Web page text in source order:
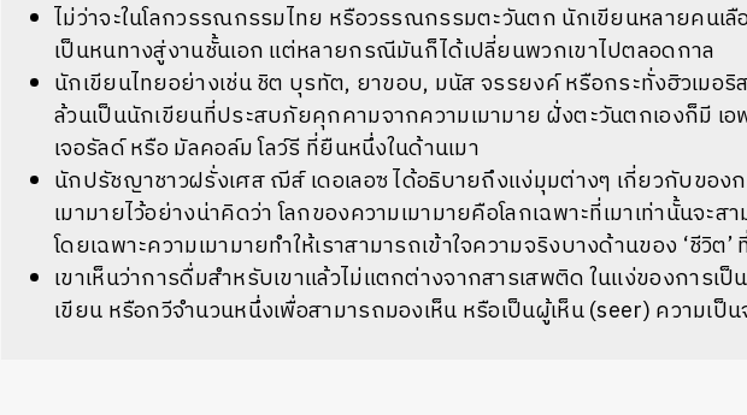
ไม่ว่าจะในโลกวรรณกรรมไทย หรือวรรณกรรมตะวันตก นักเขียนหลายคนเลื
เป็นหนทางสู่งานชั้นเอก แต่หลายกรณีมันก็ได้เปลี่ยนพวกเขาไปตลอดกาล
นักเขียนไทยอย่างเช่น ชิต บุรทัต, ยาขอบ, มนัส จรรยงค์ หรือกระทั่งฮิวเมอริ
ล้วนเป็นนักเขียนที่ประสบภัยคุกคามจากความเมามาย ฝั่งตะวันตกเองก็มี เ
เจอรัลด์ หรือ มัลคอล์ม โลว์รี ที่ยืนหนึ่งในด้านเมา
นักปรัชญาชาวฝรั่งเศส ฌีส์ เดอเลอซ ได้อธิบายถึงแง่มุมต่างๆ เกี่ยวกับของ
เมามายไว้อย่างน่าคิดว่า โลกของความเมามายคือโลกเฉพาะที่เมาเท่านั้นจะ
โดยเฉพาะความเมามายทำให้เราสามารถเข้าใจความจริงบางด้านของ ‘ชีวิต
เขาเห็นว่าการดื่มสำหรับเขาแล้วไม่แตกต่างจากสารเสพติด ในแง่ของการเ
เขียน หรือกวีจำนวนหนึ่งเพื่อสามารถมองเห็น หรือเป็นผู้เห็น (seer) ความเป็